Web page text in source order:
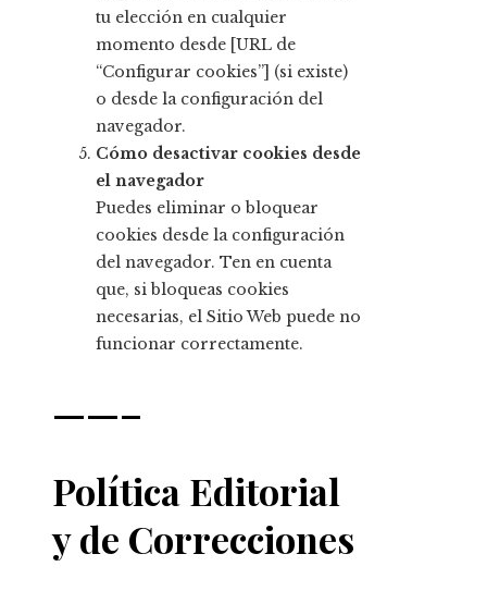
tu elección en cualquier
momento desde [URL de
“Configurar cookies”] (si existe)
o desde la configuración del
navegador.
Cómo desactivar cookies desde
el navegador
Puedes eliminar o bloquear
cookies desde la configuración
del navegador. Ten en cuenta
que, si bloqueas cookies
necesarias, el Sitio Web puede no
funcionar correctamente.
——–
Política Editorial
y de Correcciones